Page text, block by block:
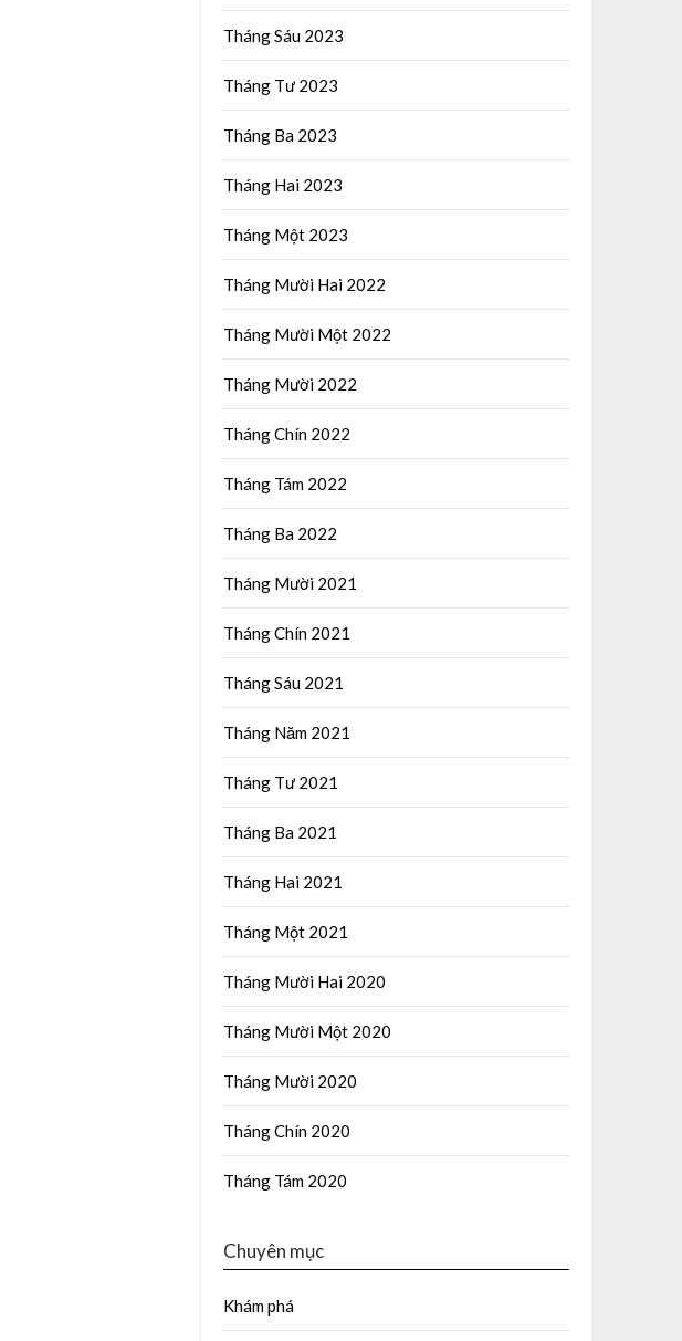
Tháng Sáu 2023
Tháng Tư 2023
Tháng Ba 2023
Tháng Hai 2023
Tháng Một 2023
Tháng Mười Hai 2022
Tháng Mười Một 2022
Tháng Mười 2022
Tháng Chín 2022
Tháng Tám 2022
Tháng Ba 2022
Tháng Mười 2021
Tháng Chín 2021
Tháng Sáu 2021
Tháng Năm 2021
Tháng Tư 2021
Tháng Ba 2021
Tháng Hai 2021
Tháng Một 2021
Tháng Mười Hai 2020
Tháng Mười Một 2020
Tháng Mười 2020
Tháng Chín 2020
Tháng Tám 2020
Chuyên mục
Khám phá